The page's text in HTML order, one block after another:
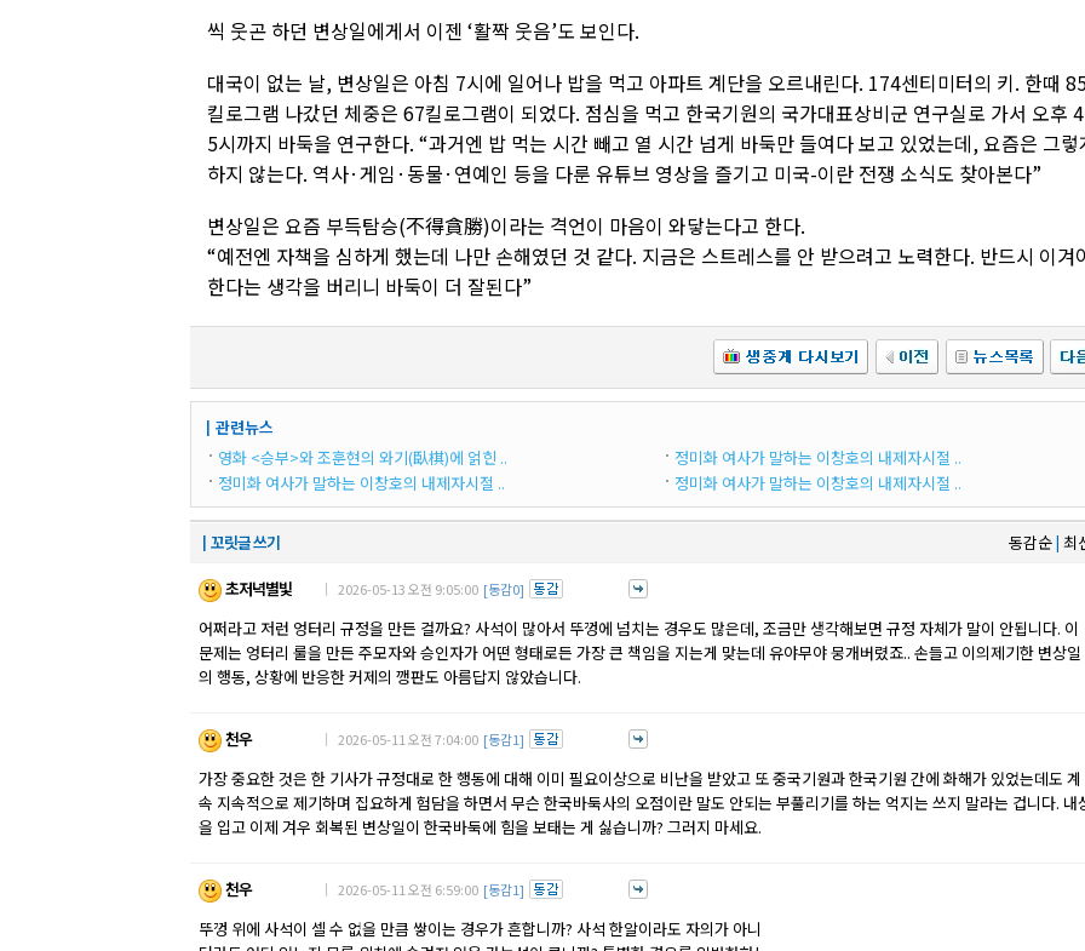
씩 웃곤 하던 변상일에게서 이젠 ‘활짝 웃음’도 보인다.
대국이 없는 날, 변상일은 아침 7시에 일어나 밥을 먹고 아파트 계단을 오르내린다. 174센티미터의 키. 한때
킬로그램 나갔던 체중은 67킬로그램이 되었다. 점심을 먹고 한국기원의 국가대표상비군 연구실로 가서 오후
5시까지 바둑을 연구한다. “과거엔 밥 먹는 시간 빼고 열 시간 넘게 바둑만 들여다 보고 있었는데, 요즘은 그렇
하지 않는다. 역사·게임·동물·연예인 등을 다룬 유튜브 영상을 즐기고 미국-이란 전쟁 소식도 찾아본다”
변상일은 요즘 부득탐승(不得貪勝)이라는 격언이 마음이 와닿는다고 한다.
“예전엔 자책을 심하게 했는데 나만 손해였던 것 같다. 지금은 스트레스를 안 받으려고 노력한다. 반드시 이겨
한다는 생각을 버리니 바둑이 더 잘된다”
┃관련뉴스
영화 <승부>와 조훈현의 와기(臥棋)에 얽힌 ..
정미화 여사가 말하는 이창호의 내제자시절 ..
정미화 여사가 말하는 이창호의 내제자시절 ..
정미화 여사가 말하는 이창호의 내제자시절 ..
┃꼬릿글 쓰기 동감순| 최
초저녁별빛
｜ 2026-05-13 오전 9:05:00 [동감0]
어쩌라고 저런 엉터리 규정을 만든 걸까요? 사석이 많아서 뚜껑에 넘치는 경우도 많은데, 조금만 생각해보면 규정 자체가 말이 안됩니다. 이
문제는 엉터리 룰을 만든 주모자와 승인자가 어떤 형태로든 가장 큰 책임을 지는게 맞는데 유야무야 뭉개버렸죠.. 손들고 이의제기한 변상일
의 행동, 상황에 반응한 커제의 깽판도 아름답지 않았습니다.
천우 ｜ 2026-05-11 오전 7:04:00 [동감1]
가장 중요한 것은 한 기사가 규정대로 한 행동에 대해 이미 필요이상으로 비난을 받았고 또 중국기원과 한국기원 간에 화해가 있었는데도 계
속 지속적으로 제기하며 집요하게 험담을 하면서 무슨 한국바둑사의 오점이란 말도 안되는 부풀리기를 하는 억지는 쓰지 말라는 겁니다. 내
을 입고 이제 겨우 회복된 변상일이 한국바둑에 힘을 보태는 게 싫습니까? 그러지 마세요.
천우 ｜ 2026-05-11 오전 6:59:00 [동감1]
뚜껑 위에 사석이 셀 수 없을 만큼 쌓이는 경우가 흔합니까? 사석 한알이라도 자의가 아니